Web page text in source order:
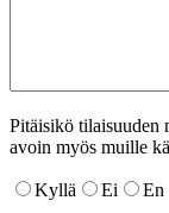
Pitäisikö tilaisuuden
avoin myös muille
Kyllä Ei
En